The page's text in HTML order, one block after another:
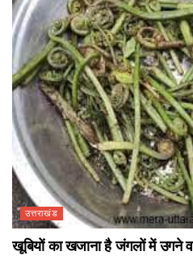
उत्तराखंड
खूबियों का खजाना है जंगलों में उगने